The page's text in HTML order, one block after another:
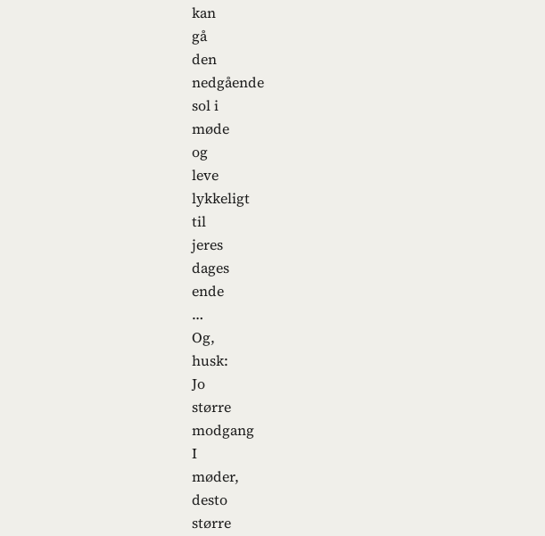
kan
gå
den
nedgående
sol i
møde
og
leve
lykkeligt
til
jeres
dages
ende
…
Og,
husk:
Jo
større
modgang
I
møder,
desto
større